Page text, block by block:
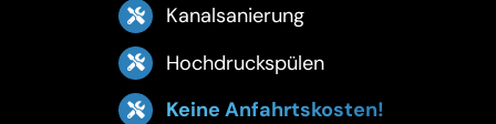
Kanalsanierung
Hochdruckspülen
Keine Anfahrtskosten!